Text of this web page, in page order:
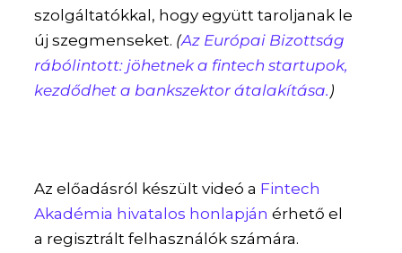
szolgáltatókkal, hogy együtt taroljanak le
új szegmenseket. (Az Európai Bizottság
rábólintott: jöhetnek a fintech startupok,
kezdődhet a bankszektor átalakítása. )
Az előadásról készült videó a Fintech
Akadémia hivatalos honlapján érhető el
a regisztrált felhasználók számára.